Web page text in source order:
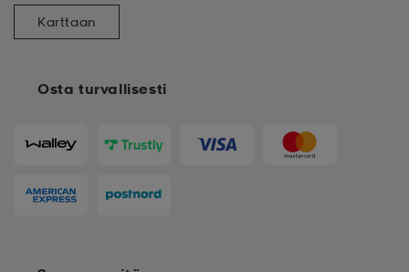
Osta turvallisesti
Karttaan